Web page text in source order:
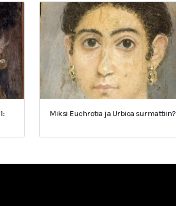
Miksi Euchrotia ja Urbica surmattiin?